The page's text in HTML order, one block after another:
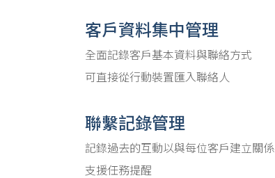
客戶資料集中管理
全面記錄客戶基本資料與聯絡方式
可直接從行動裝置匯入聯絡人
聯繫記錄管理
記錄過去的互動以與每位客戶建立關係
支援任務提醒